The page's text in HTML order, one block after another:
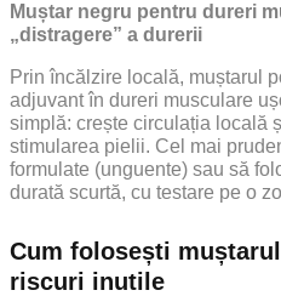
Muștar negru pentru dureri
„distragere” a durerii
Prin încălzire locală, muștarul
adjuvant în dureri musculare
simplă: crește circulația locală
stimularea pielii. Cel mai
formulate (unguente) sau să
durată scurtă, cu testare pe o
Cum folosești
riscuri inutile